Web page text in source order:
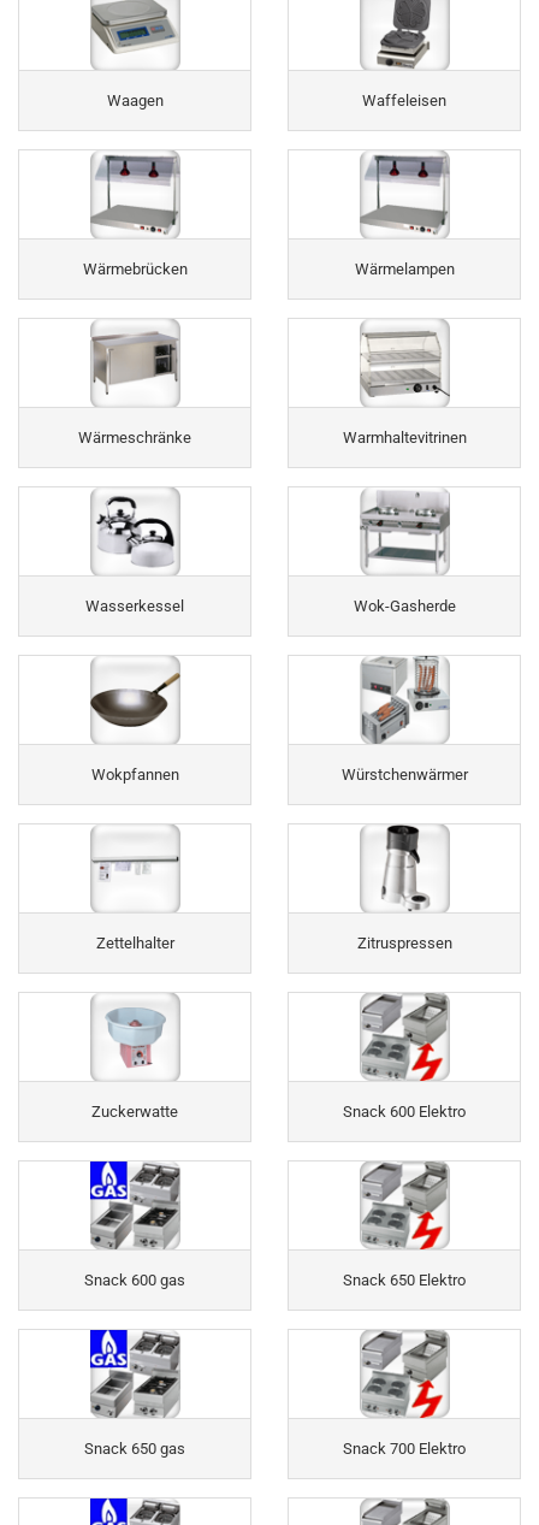
Waagen Waffeleisen
Wärmebrücken Wärmelampen
Wärmeschränke Warmhaltevitrinen
Wasserkessel Wok-Gasherde
Wokpfannen Würstchenwärmer
Zettelhalter Zitruspressen
Zuckerwatte Snack 600 Elektro
Snack 600 gas Snack 650 Elektro
Snack 650 gas Snack 700 Elektro